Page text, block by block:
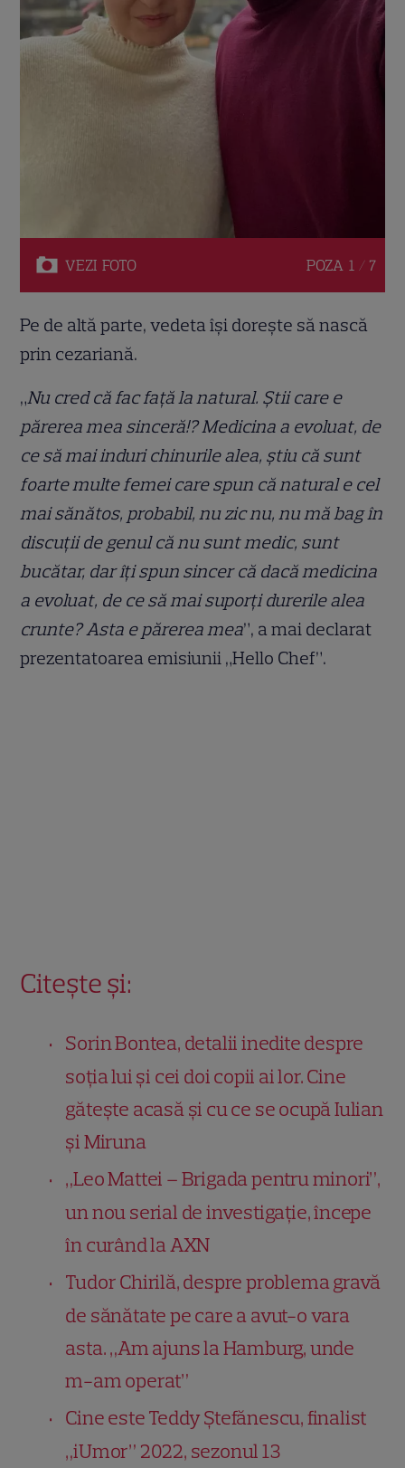
VEZI FOTO POZA 1 / 7
Pe de altă parte, vedeta își dorește să nască
prin cezariană.
„Nu cred că fac față la natural. Știi care e
părerea mea sinceră!? Medicina a evoluat, de
ce să mai induri chinurile alea, știu că sunt
foarte multe femei care spun că natural e cel
mai sănătos, probabil, nu zic nu, nu mă bag în
discuții de genul că nu sunt medic, sunt
bucătar, dar îți spun sincer că dacă medicina
a evoluat, de ce să mai suporți durerile alea
crunte? Asta e părerea mea”, a mai declarat
prezentatoarea emisiunii „Hello Chef”.
Citește și:
Sorin Bontea, detalii inedite despre
soția lui și cei doi copii ai lor. Cine
gătește acasă și cu ce se ocupă Iulian
și Miruna
„Leo Mattei – Brigada pentru minori”,
un nou serial de investigație, începe
în curând la AXN
Tudor Chirilă, despre problema gravă
de sănătate pe care a avut-o vara
asta. „Am ajuns la Hamburg, unde
m-am operat”
Cine este Teddy Ştefănescu, finalist
„iUmor” 2022, sezonul 13